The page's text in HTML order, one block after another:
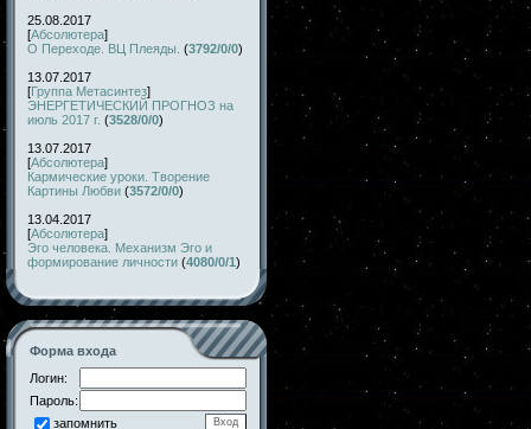
25.08.2017
[Абсолютера]
О Переходе. ВЦ Плеяды. (3792/0/0)
13.07.2017
[Группа Метасинтез]
ЭНЕРГЕТИЧЕСКИЙ ПРОГНОЗ на
июль 2017 г. (3528/0/0)
13.07.2017
[Абсолютера]
Кармические уроки. Творение
Картины Любви (3572/0/0)
13.04.2017
[Абсолютера]
Эго человека. Механизм Эго и
формирование личности (4080/0/1)
Форма входа
Логин:
Пароль:
запомнить